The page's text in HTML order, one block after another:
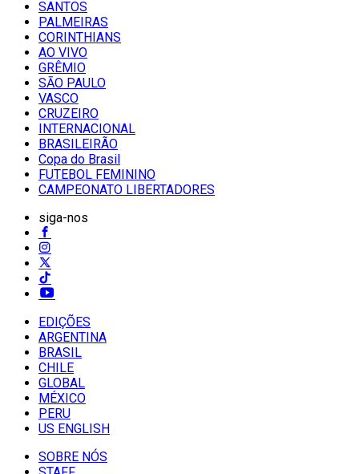
SANTOS
PALMEIRAS
CORINTHIANS
AO VIVO
GRÊMIO
SĀO PAULO
VASCO
CRUZEIRO
INTERNACIONAL
BRASILEIRÃO
Copa do Brasil
FUTEBOL FEMININO
CAMPEONATO LIBERTADORES
siga-nos
EDIÇÕES
ARGENTINA
BRASIL
CHILE
GLOBAL
MÉXICO
PERU
US ENGLISH
SOBRE NÓS